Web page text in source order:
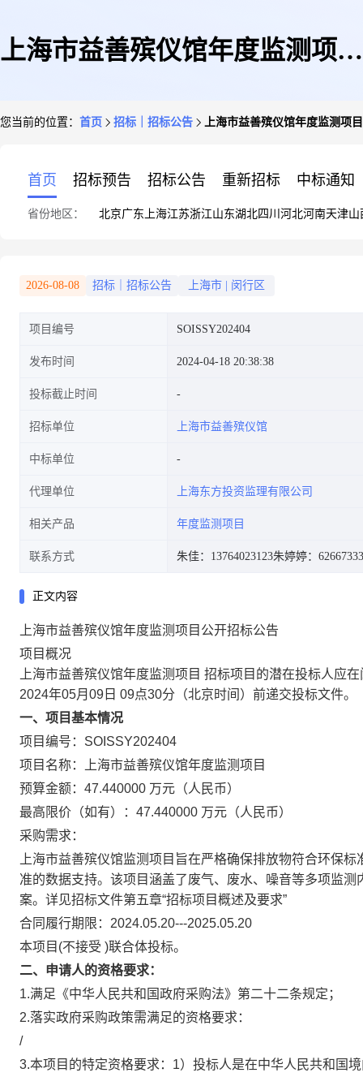
上海市益善殡仪馆年度监测项目
您当前的位置： 首页 招标｜招标公告 上海市益善殡仪馆年度监测项
首页 招标预告 招标公告 重新招标 中标通知
省份地区： 北京广东 上海江苏浙江山东湖北四川 河北河南天津山
2026-08-08 招标｜招标公告 上海市 闵行区
项目编号 SOISSY202404
发布时间 2024-04-18 20:38:38
投标截止时间
招标单位 上海市益善殡仪馆
中标单位
代理单位 上海东方投资监理有限公司
相关产品 年度监测项目
联系方式 朱佳：13764023123朱婷婷：62667333
正文内容
上海市益善殡仪馆年度监测项目公开招标公告
项目概况
上海市益善殡仪馆年度监测项目 招标项目的潜在投标人应
2024年05月09日 09点30分（北京时间）前递交投标文件。
一、项目基本情况
项目编号：SOISSY202404
项目名称：上海市益善殡仪馆年度监测项目
预算金额：47.440000 万元（人民币）
最高限价（如有）：47.440000 万元（人民币）
采购需求：
上海市益善殡仪馆监测项目旨在严格确保排放物符合环保
准的数据支持。该项目涵盖了废气、废水、噪音等多项监
案。详见招标文件第五章“招标项目概述及要求”
合同履行期限：2024.05.20---2025.05.20
本项目(不接受 )联合体投标。
二、申请人的资格要求：
1.满足《中华人民共和国政府采购法》第二十二条规定；
2.落实政府采购政策需满足的资格要求：
/
3.本项目的特定资格要求：1）投标人是在中华人民共和国